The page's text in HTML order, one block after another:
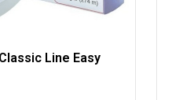
Line Easy